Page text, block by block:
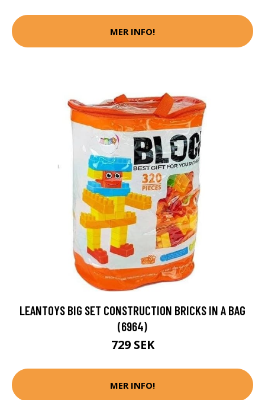
MER INFO!
LEANTOYS BIG SET CONSTRUCTION BRICKS IN A BAG
(6964)
729 SEK
MER INFO!